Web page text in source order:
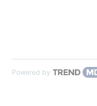
Powered by